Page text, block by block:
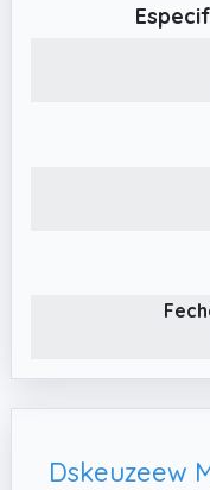
base de acero
y ventosas
resistencia,
barra de
una
reforzados
✔️ Gran
niveles de
herramientas y
instante por los
menos de 30
e instrucciones